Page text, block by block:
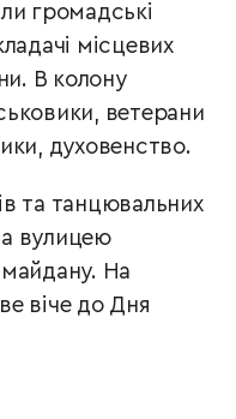
громадські
місцевих
В колону
ветерани
духовенство.
та танцювальних
вулицею
майдану. На
віче до Дня